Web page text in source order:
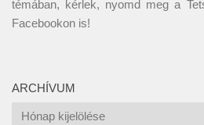
témában, kérlek, nyomd meg a
Facebookon is!
ARCHÍVUM
Archívum